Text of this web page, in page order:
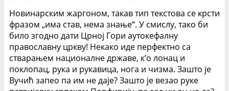
Новинарским жаргоном, такав тип текстова се крсти
фразом „има став, нема знање“. У смислу, тако би
било згодно дати Црној Гори аутокефалну
православну цркву! Некако иде перфектно са
стварањем националне државе, к’о лонац и
поклопац, рука и рукавица, нога и чизма. Зашто је
Вучић запео па им не даје? Зашто је везао руке